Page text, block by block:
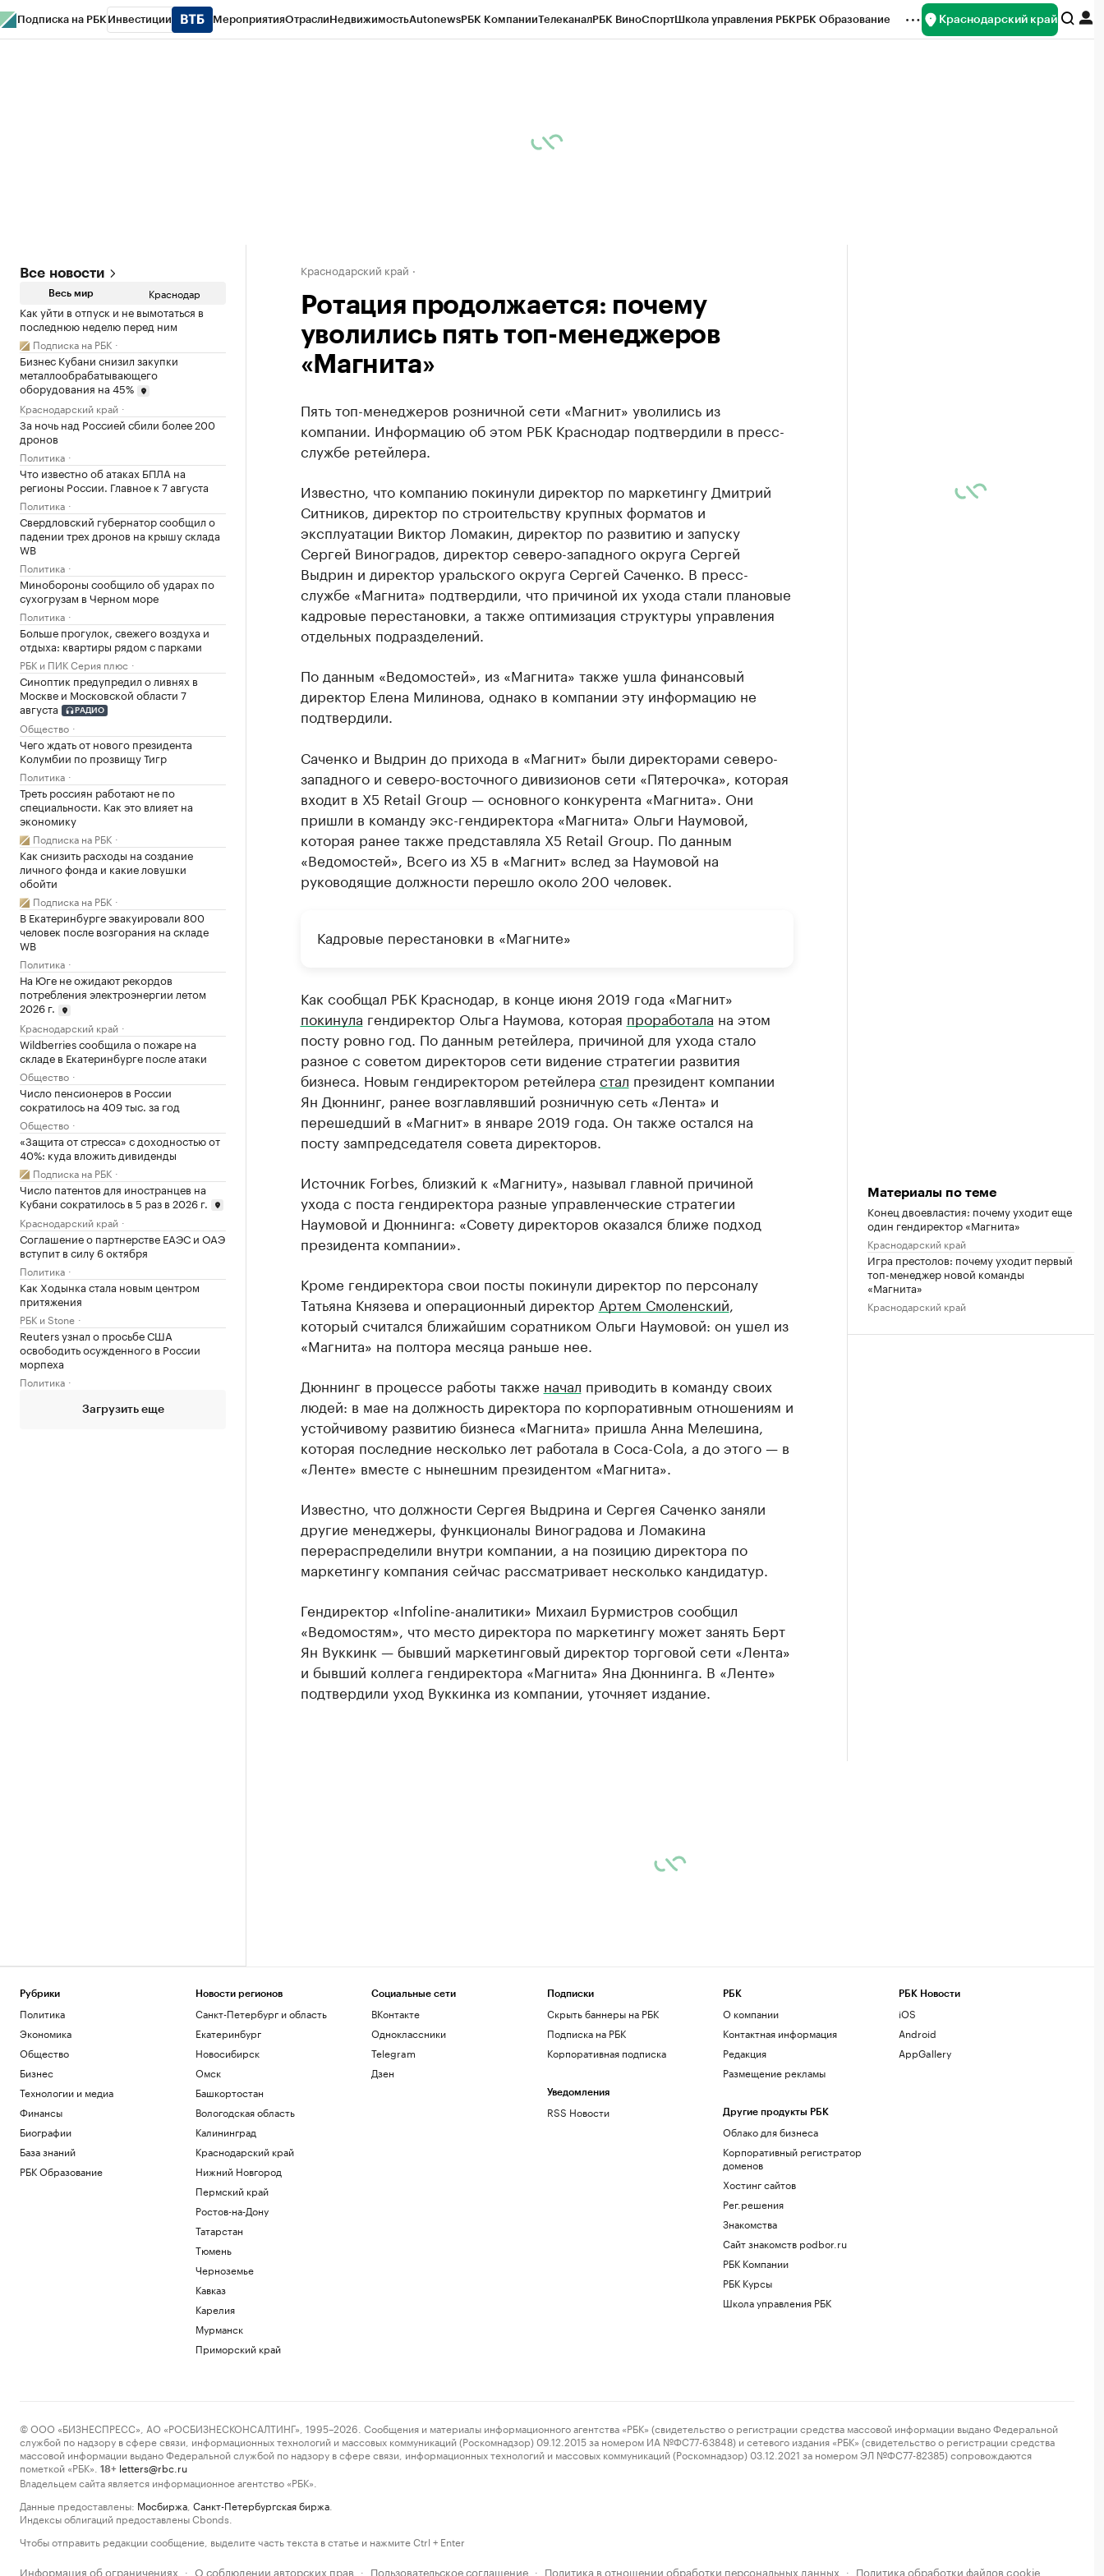
Подписка на РБК Инвестиции МероприятияОтраслиНедвижимостьAutonewsРБК КомпанииТелеканалРБК ВиноСпортШкола управления РБКРБК Образование Краснодарский край
Все новости
Весь мир Краснодар
Как уйти в отпуск и не вымотаться в
последнюю неделю перед ним
Подписка на РБК
Бизнес Кубани снизил закупки
металлообрабатывающего
оборудования на 45%
Краснодарский край
За ночь над Россией сбили более 200
дронов
Политика
Что известно об атаках БПЛА на
регионы России. Главное к 7 августа
Политика
Свердловский губернатор сообщил о
падении трех дронов на крышу склада
WB
Политика
Минобороны сообщило об ударах по
сухогрузам в Черном море
Политика
Больше прогулок, свежего воздуха и
отдыха: квартиры рядом с парками
РБК и ПИК Серия плюс
Синоптик предупредил о ливнях в
Москве и Московской области 7
августа
РАДИО
Общество
Чего ждать от нового президента
Колумбии по прозвищу Тигр
Политика
Треть россиян работают не по
специальности. Как это влияет на
экономику
Подписка на РБК
Как снизить расходы на создание
личного фонда и какие ловушки
обойти
Подписка на РБК
В Екатеринбурге эвакуировали 800
человек после возгорания на складе
WB
Политика
На Юге не ожидают рекордов
потребления электроэнергии летом
2026 г.
Краснодарский край
Wildberries сообщила о пожаре на
складе в Екатеринбурге после атаки
Общество
Число пенсионеров в России
сократилось на 409 тыс. за год
Общество
«Защита от стресса» с доходностью от
40%: куда вложить дивиденды
Подписка на РБК
Число патентов для иностранцев на
Кубани сократилось в 5 раз в 2026 г.
Краснодарский край
Соглашение о партнерстве ЕАЭС и ОАЭ
вступит в силу 6 октября
Политика
Как Ходынка стала новым центром
притяжения
РБК и Stone
Reuters узнал о просьбе США
освободить осужденного в России
морпеха
Политика
Загрузить еще
Краснодарский край
Ротация продолжается: почему
уволились пять топ-менеджеров
«Магнита»
Пять топ-менеджеров розничной сети «Магнит» уволились из
компании. Информацию об этом РБК Краснодар подтвердили в пресс-
службе ретейлера.
Известно, что компанию покинули директор по маркетингу Дмитрий
Ситников, директор по строительству крупных форматов и
эксплуатации Виктор Ломакин, директор по развитию и запуску
Сергей Виноградов, директор северо-западного округа Сергей
Выдрин и директор уральского округа Сергей Саченко. В пресс-
службе «Магнита» подтвердили, что причиной их ухода стали плановые
кадровые перестановки, а также оптимизация структуры управления
отдельных подразделений.
По данным «Ведомостей», из «Магнита» также ушла финансовый
директор Елена Милинова, однако в компании эту информацию не
подтвердили.
Саченко и Выдрин до прихода в «Магнит» были директорами северо-
западного и северо-восточного дивизионов сети «Пятерочка», которая
входит в X5 Retail Group — основного конкурента «Магнита». Они
пришли в команду экс-гендиректора «Магнита» Ольги Наумовой,
которая ранее также представляла X5 Retail Group. По данным
«Ведомостей», Всего из X5 в «Магнит» вслед за Наумовой на
руководящие должности перешло около 200 человек.
Кадровые перестановки в «Магните»
Как сообщал РБК Краснодар, в конце июня 2019 года «Магнит»
покинула гендиректор Ольга Наумова, которая проработала на этом
посту ровно год. По данным ретейлера, причиной для ухода стало
разное с советом директоров сети видение стратегии развития
бизнеса. Новым гендиректором ретейлера стал президент компании
Ян Дюннинг, ранее возглавлявший розничную сеть «Лента» и
перешедший в «Магнит» в январе 2019 года. Он также остался на
посту зампредседателя совета директоров.
Источник Forbes, близкий к «Магниту», называл главной причиной
ухода с поста гендиректора разные управленческие стратегии
Наумовой и Дюннинга: «Совету директоров оказался ближе подход
президента компании».
Кроме гендиректора свои посты покинули директор по персоналу
Татьяна Князева и операционный директор Артем Смоленский
который считался ближайшим соратником Ольги Наумовой: он ушел из
«Магнита» на полтора месяца раньше нее.
Дюннинг в процессе работы также начал приводить в команду своих
людей: в мае на должность директора по корпоративным отношениям и
устойчивому развитию бизнеса «Магнита» пришла Анна Мелешина,
которая последние несколько лет работала в Coca-Cola, а до этого — в
«Ленте» вместе с нынешним президентом «Магнита».
Известно, что должности Сергея Выдрина и Сергея Саченко заняли
другие менеджеры, функционалы Виноградова и Ломакина
перераспределили внутри компании, а на позицию директора по
маркетингу компания сейчас рассматривает несколько кандидатур.
Гендиректор «Infoline-аналитики» Михаил Бурмистров сообщил
«Ведомостям», что место директора по маркетингу может занять Берт
Ян Вуккинк — бывший маркетинговый директор торговой сети «Лента»
и бывший коллега гендиректора «Магнита» Яна Дюннинга. В «Ленте»
подтвердили уход Вуккинка из компании, уточняет издание.
Материалы по теме
Конец двоевластия: почему уходит еще
один гендиректор «Магнита»
Краснодарский край
Игра престолов: почему уходит первый
топ-менеджер новой команды
«Магнита»
Краснодарский край
Рубрики
Политика
Экономика
Общество
Бизнес
Технологии и медиа
Финансы
Биографии
База знаний
РБК Образование
Новости регионов
Санкт-Петербург и область
Екатеринбург
Новосибирск
Омск
Башкортостан
Вологодская область
Калининград
Краснодарский край
Нижний Новгород
Пермский край
Ростов-на-Дону
Татарстан
Тюмень
Черноземье
Кавказ
Карелия
Мурманск
Приморский край
Социальные сети
ВКонтакте
Одноклассники
Telegram
Дзен
Подписки
Скрыть баннеры на РБК
Подписка на РБК
Корпоративная подписка
Уведомления
RSS Новости
РБК
О компании
Контактная информация
Редакция
Размещение рекламы
Другие продукты РБК
Облако для бизнеса
Корпоративный регистратор
доменов
Хостинг сайтов
Рег.решения
Знакомства
Сайт знакомств podbor.ru
РБК Компании
РБК Курсы
Школа управления РБК
РБК Новости
iOS
Android
AppGallery
© ООО «БИЗНЕСПРЕСС», АО «РОСБИЗНЕСКОНСАЛТИНГ», 1995–2026. Сообщения и материалы информационного агентства «РБК» (свидетельство о регистрации средства массовой информации выдано Федеральной
службой по надзору в сфере связи, информационных технологий и массовых коммуникаций (Роскомнадзор) 09.12.2015 за номером ИА №ФС77-63848) и сетевого издания «РБК» (свидетельство о регистрации средства
массовой информации выдано Федеральной службой по надзору в сфере связи, информационных технологий и массовых коммуникаций (Роскомнадзор) 03.12.2021 за номером ЭЛ №ФС77-82385) сопровождаются
пометкой «РБК».
18+ letters@rbc.ru
Владельцем сайта является информационное агентство «РБК».
Данные предоставлены: Мосбиржа Санкт-Петербургская биржа
Индексы облигаций предоставлены Cbonds.
Чтобы отправить редакции сообщение, выделите часть текста в статье и нажмите Ctrl + Enter
Информация об ограничениях · О соблюдении авторских прав · Пользовательское соглашение · Политика в отношении обработки персональных данных · Политика обработки файлов cookie